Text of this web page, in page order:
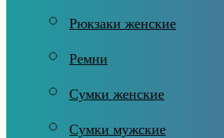
Рюкзаки женские
Ремни
Сумки женские
Сумки мужские